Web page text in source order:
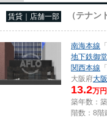
賃貸｜店舗一部 （テナン
南海本線 「
地下鉄御
関西本線 「
大阪府大
13.2万円
築年数：
階数：8階